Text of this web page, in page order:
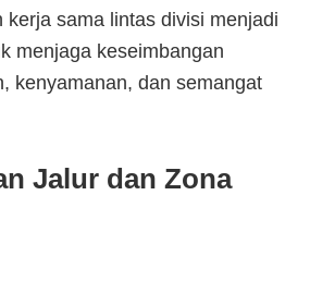
kerja sama lintas divisi menjadi
menjaga keseimbangan
kenyamanan, dan semangat
Jalur dan Zona